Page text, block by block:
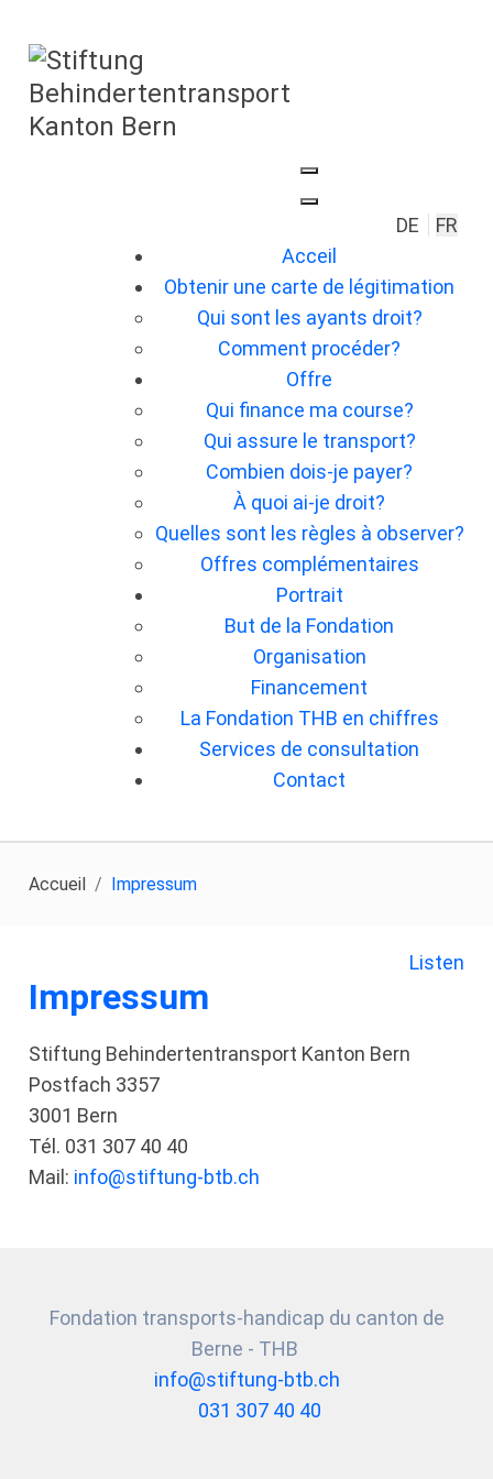
DE
FR
Acceil
Obtenir une carte de légitimation
Qui sont les ayants droit?
Comment procéder?
Offre
Qui finance ma course?
Qui assure le transport?
Combien dois-je payer?
À quoi ai-je droit?
Quelles sont les règles à observer?
Offres complémentaires
Portrait
But de la Fondation
Organisation
Financement
La Fondation THB en chiffres
Services de consultation
Contact
Accueil Impressum
Listen
Impressum
Stiftung Behindertentransport Kanton Bern
Postfach 3357
3001 Bern
Tél. 031 307 40 40
Mail: info@stiftung-btb.ch
Fondation transports-handicap du canton de
Berne - THB
info@stiftung-btb.ch
031 307 40 40